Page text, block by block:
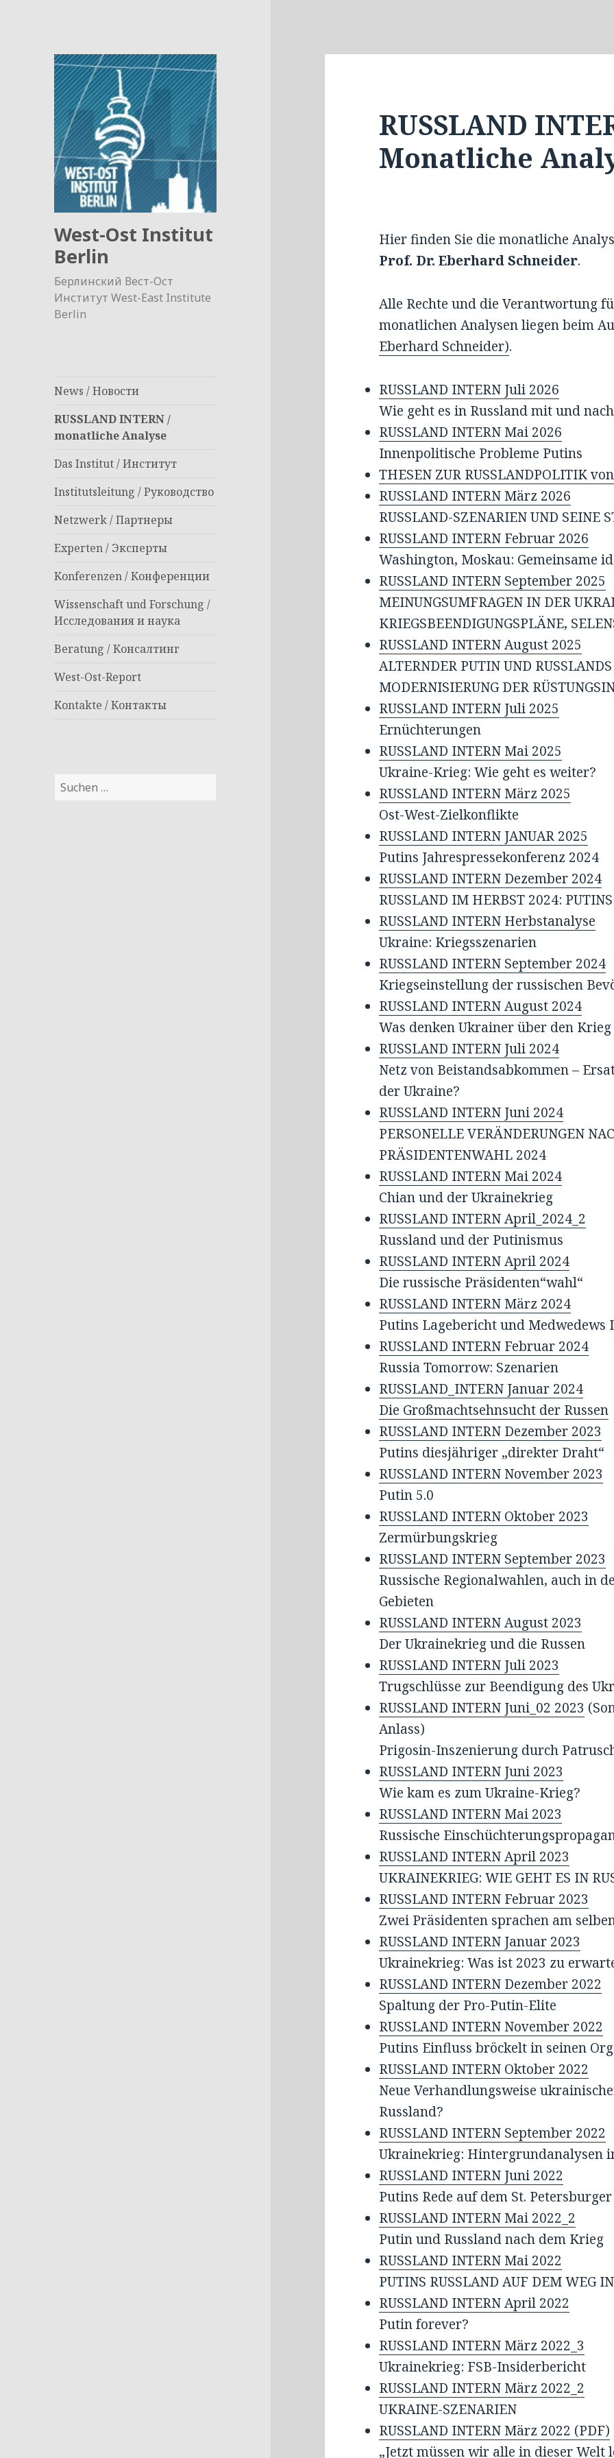
West-Ost Institut
Berlin
Берлинский Вест-Ост
Институт West-East Institute
Berlin
News / Новости
RUSSLAND INTERN /
monatliche Analyse
Das Institut / Институт
Institutsleitung / Руководство
Netzwerk / Партнеры
Experten / Эксперты
Konferenzen / Конференции
Wissenschaft und Forschung /
Исследования и наука
Beratung / Консалтинг
West-Ost-Report
Kontakte / Контакты
Suchen
RUSSLAND
Monatliche
Hier finden Sie die monatliche
Prof. Dr. Eberhard Schneider.
Alle Rechte und die Verantwortung
monatlichen Analysen liegen beim
Eberhard Schneider).
RUSSLAND INTERN Juli 2026
Wie geht es in Russland mit und
RUSSLAND INTERN Mai 2026
Innenpolitische Probleme Putins
THESEN ZUR RUSSLANDPOLITIK
RUSSLAND INTERN März 2026
RUSSLAND-SZENARIEN UND SEINE
RUSSLAND INTERN Februar 2026
Washington, Moskau: Gemeinsame
RUSSLAND INTERN September 2025
MEINUNGSUMFRAGEN IN DER
KRIEGSBEENDIGUNGSPLÄNE,
RUSSLAND INTERN August 2025
ALTERNDER PUTIN UND
MODERNISIERUNG DER
RUSSLAND INTERN Juli 2025
Ernüchterungen
RUSSLAND INTERN Mai 2025
Ukraine-Krieg: Wie geht es weiter?
RUSSLAND INTERN März 2025
Ost-West-Zielkonflikte
RUSSLAND INTERN JANUAR 2025
Putins Jahrespressekonferenz 2024
RUSSLAND INTERN Dezember 2024
RUSSLAND IM HERBST 2024:
RUSSLAND INTERN Herbstanalyse
Ukraine: Kriegsszenarien
RUSSLAND INTERN September 2024
Kriegseinstellung der russischen
RUSSLAND INTERN August 2024
Was denken Ukrainer über den
RUSSLAND INTERN Juli 2024
Netz von Beistandsabkommen –
der Ukraine?
RUSSLAND INTERN Juni 2024
PERSONELLE VERÄNDERUNGEN
PRÄSIDENTENWAHL 2024
RUSSLAND INTERN Mai 2024
Chian und der Ukrainekrieg
RUSSLAND INTERN April_2024_2
Russland und der Putinismus
RUSSLAND INTERN April 2024
Die russische Präsidenten“wahl“
RUSSLAND INTERN März 2024
Putins Lagebericht und Medwedews
RUSSLAND INTERN Februar 2024
Russia Tomorrow: Szenarien
RUSSLAND_INTERN Januar 2024
Die Großmachtsehnsucht der Russen
RUSSLAND INTERN Dezember 2023
Putins diesjähriger „direkter Draht“
RUSSLAND INTERN November 2023
Putin 5.0
RUSSLAND INTERN Oktober 2023
Zermürbungskrieg
RUSSLAND INTERN September 2023
Russische Regionalwahlen, auch in
Gebieten
RUSSLAND INTERN August 2023
Der Ukrainekrieg und die Russen
RUSSLAND INTERN Juli 2023
Trugschlüsse zur Beendigung des
RUSSLAND INTERN Juni_02 2023
Anlass)
Prigosin-Inszenierung durch
RUSSLAND INTERN Juni 2023
Wie kam es zum Ukraine-Krieg?
RUSSLAND INTERN Mai 2023
Russische
RUSSLAND INTERN April 2023
UKRAINEKRIEG: WIE GEHT ES IN
RUSSLAND INTERN Februar 2023
Zwei Präsidenten sprachen am
RUSSLAND INTERN Januar 2023
Ukrainekrieg: Was ist 2023 zu
RUSSLAND INTERN Dezember 2022
Spaltung der Pro-Putin-Elite
RUSSLAND INTERN November 2022
Putins Einfluss bröckelt in seinen
RUSSLAND INTERN Oktober 2022
Neue Verhandlungsweise
Russland?
RUSSLAND INTERN September 2022
Ukrainekrieg: Hintergrundanalysen
RUSSLAND INTERN Juni 2022
Putins Rede auf dem St.
RUSSLAND INTERN Mai 2022_2
Putin und Russland nach dem Krieg
RUSSLAND INTERN Mai 2022
PUTINS RUSSLAND AUF DEM WEG
RUSSLAND INTERN April 2022
Putin forever?
RUSSLAND INTERN März 2022_3
Ukrainekrieg: FSB-Insiderbericht
RUSSLAND INTERN März 2022_2
UKRAINE-SZENARIEN
RUSSLAND INTERN März 2022 (PDF)
„Jetzt müssen wir alle in dieser Welt